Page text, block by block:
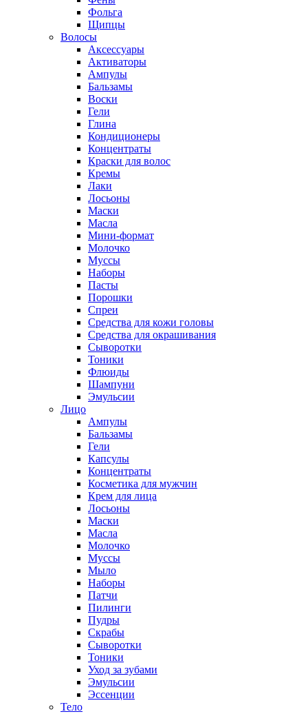
Фольга
Щипцы
Волосы
Аксессуары
Активаторы
Ампулы
Бальзамы
Воски
Гели
Глина
Кондиционеры
Концентраты
Краски для волос
Кремы
Лаки
Лосьоны
Маски
Масла
Мини-формат
Молочко
Муссы
Наборы
Пасты
Порошки
Спреи
Средства для кожи головы
Средства для окрашивания
Сыворотки
Тоники
Флюиды
Шампуни
Эмульсии
Лицо
Ампулы
Бальзамы
Гели
Капсулы
Концентраты
Косметика для мужчин
Крем для лица
Лосьоны
Маски
Масла
Молочко
Муссы
Мыло
Наборы
Патчи
Пилинги
Пудры
Скрабы
Сыворотки
Тоники
Уход за зубами
Эмульсии
Эссенции
Тело